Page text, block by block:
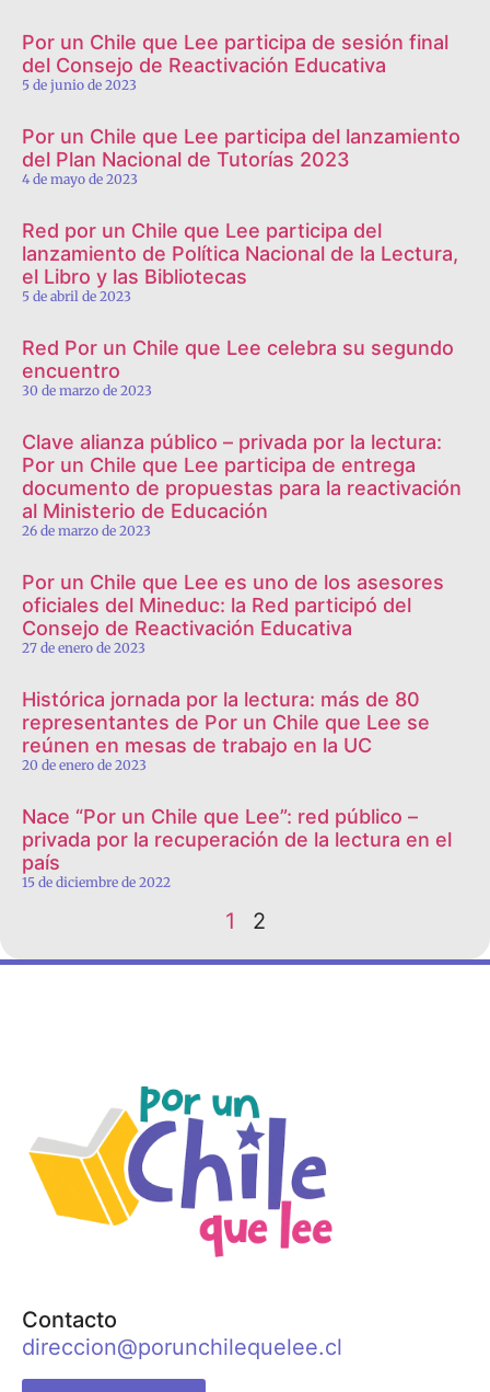
Por un Chile que Lee participa de sesión final
del Consejo de Reactivación Educativa
5 de junio de 2023
Por un Chile que Lee participa del lanzamiento
del Plan Nacional de Tutorías 2023
4 de mayo de 2023
Red por un Chile que Lee participa del
lanzamiento de Política Nacional de la Lectura,
el Libro y las Bibliotecas
5 de abril de 2023
Red Por un Chile que Lee celebra su segundo
encuentro
30 de marzo de 2023
Clave alianza público – privada por la lectura:
Por un Chile que Lee participa de entrega
documento de propuestas para la reactivación
al Ministerio de Educación
26 de marzo de 2023
Por un Chile que Lee es uno de los asesores
oficiales del Mineduc: la Red participó del
Consejo de Reactivación Educativa
27 de enero de 2023
Histórica jornada por la lectura: más de 80
representantes de Por un Chile que Lee se
reúnen en mesas de trabajo en la UC
20 de enero de 2023
Nace “Por un Chile que Lee”: red público –
privada por la recuperación de la lectura en el
país
15 de diciembre de 2022
1 2
Contacto
direccion@porunchilequelee.cl